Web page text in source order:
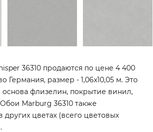
36310 продаются по цене 4 400
Германия, размер - 1,06x10,05 м. Это
флизелин, покрытие винил,
Marburg 36310 также
других цветах (всего цветовых